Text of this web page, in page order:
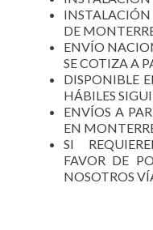
DE
ENVÍO
SE COTIZA A
DISPONIBLE
HÁBILES
ENVÍOS A
EN
SI
FAVOR DE
NOSOTROS